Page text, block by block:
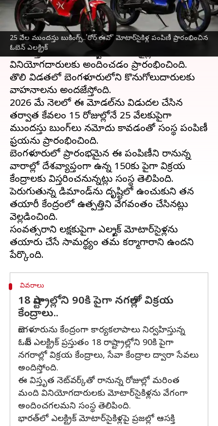
25 వేల ముందస్తు బుకింగ్స్..'రోర్ ఈవో' మోటార్‌సైకిళ్ల పంపిణీ ప్రారంభించిన
ఓబెన్ ఎలక్ట్రిక్
ఈ వార్తాకథనం ఏంటి
ఎలక్ట్రిక్ ద్విచక్ర వాహనాల తయారీ సంస్థ ఓబెన్ ఎలక్ట్రిక్
తన కొత్త రోర్ ఈవో ఎలక్ట్రిక్ మోటార్‌సైకిళ్లను
వినియోగదారులకు అందించడం ప్రారంభించింది.
తొలి విడతలో బెంగళూరులోని కొనుగోలుదారులకు
వాహనాలను అందజేస్తోంది.
2026 మే నెలలో ఈ మోడల్‌ను విడుదల చేసిన
తర్వాత కేవలం 15 రోజుల్లోనే 25 వేలకుపైగా
ముందస్తు బుకింగ్‌లు నమోదు కావడంతో సంస్థ పంపిణీ
ప్రక్రియను ప్రారంభించింది.
బెంగళూరులో ప్రారంభమైన ఈ పంపిణీని రానున్న
వారాల్లో దేశవ్యాప్తంగా ఉన్న 150కు పైగా విక్రయ
కేంద్రాలకు విస్తరించనున్నట్లు సంస్థ తెలిపింది.
పెరుగుతున్న డిమాండ్‌ను దృష్టిలో ఉంచుకుని తన
తయారీ కేంద్రంలో ఉత్పత్తిని వేగవంతం చేసినట్లు
వెల్లడించింది.
సంవత్సరానికి లక్షకుపైగా ఎలక్ట్రిక్ మోటార్‌సైకిళ్లను
తయారు చేసే సామర్థ్యం తమ కర్మాగారానికి ఉందని
వివరాలు
18 రాష్ట్రాల్లోని 90కి పైగా నగరాల్లో విక్రయ
కేంద్రాలు..
బెంగళూరును కేంద్రంగా కార్యకలాపాలు నిర్వహిస్తున్న
ఓబెన్ ఎలక్ట్రిక్ ప్రస్తుతం 18 రాష్ట్రాల్లోని 90కి పైగా
నగరాల్లో విక్రయ కేంద్రాలు, సేవా కేంద్రాల ద్వారా సేవలు
అందిస్తోంది.
ఈ విస్తృత నెట్‌వర్క్‌తో రానున్న రోజుల్లో మరింత
మంది వినియోగదారులకు మోటార్‌సైకిళ్లను వేగంగా
అందించగలమని సంస్థ తెలిపింది.
భారత్‌లో ఎలక్ట్రిక్ మోటార్‌సైకిళ్లపై ప్రజల్లో ఆసక్తి